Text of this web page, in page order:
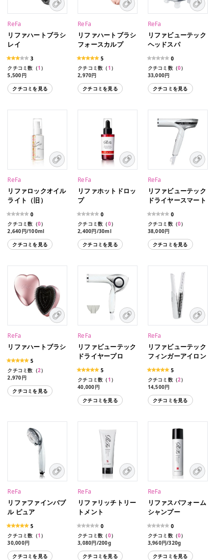
ReFa
リファハートブラシ
レイ
3
クチコミ数（1 ）
5,500円
クチコミを見る
ReFa
リファハートブラシ
フォースカルプ
5
クチコミ数（1 ）
2,970円
クチコミを見る
ReFa
リファビューテック
ヘッドスパ
0
クチコミ数（0）
33,000円
クチコミを見る
ReFa
リファロックオイル
ライト（旧）
0
クチコミ数（0）
2,640円/100ml
クチコミを見る
ReFa
リファホットドロッ
プ
0
クチコミ数（0）
2,400円/30ml
クチコミを見る
ReFa
リファビューテック
ドライヤースマート
0
クチコミ数（0）
38,000円
クチコミを見る
ReFa
リファハートブラシ
5
クチコミ数（2）
2,970円
クチコミを見る
ReFa
リファビューテック
ドライヤープロ
5
クチコミ数（1 ）
40,000円
クチコミを見る
ReFa
リファビューテック
フィンガーアイロン
5
クチコミ数（2）
14,500円
クチコミを見る
ReFa
リファファインバブ
ル ピュア
5
クチコミ数（1 ）
30,000円
クチコミを見る
ReFa
リファリッチトリー
トメント
0
クチコミ数（0）
3,080円/200g
クチコミを見る
ReFa
リファスパフォーム
シャンプー
0
クチコミ数（0）
3,960円/320g
クチコミを見る